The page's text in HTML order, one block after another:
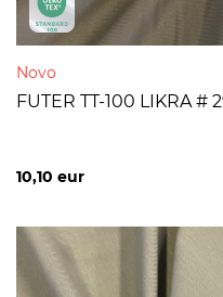
Novo
FUTER TT-100 LIKRA #
10,10 eur